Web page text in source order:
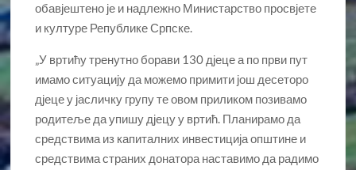
обавјештено је и надлежно Министарство просвјете
и културе Републике Српске.
„У вртићу тренутно борави 130 дјеце а по први пут
имамо ситуацију да можемо примити још десеторо
дјеце у јасличку групу те овом приликом позивамо
родитеље да упишу дјецу у вртић. Планирамо да
средствима из капиталних инвестиција општине и
средствима страних донатора наставимо да радимо